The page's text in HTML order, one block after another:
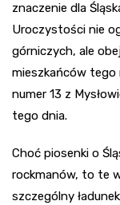
znaczenie dla
Uroczystości nie
górniczych, ale
mieszkańców tego
numer 13 z
tego dnia.
Choć piosenki o
rockmanów, to te
szczególny